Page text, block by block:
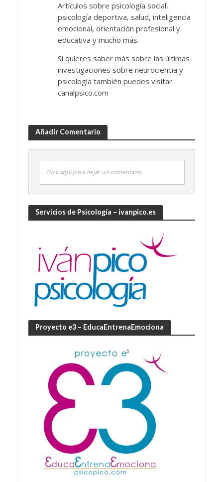
Artículos sobre psicología social,
psicología deportiva, salud, inteligencia
emocional, orientación profesional y
educativa y mucho más.
Si quieres saber más sobre las últimas
investigaciones sobre neurociencia y
psicología también puedes visitar
canalpsico.com
Añadir Comentario
Click aquí para dejar un comentario
Servicios de Psicología – ivanpico.es
Proyecto e3 – EducaEntrenaEmociona